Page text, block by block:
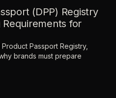
(DPP) Registry
for
Passport Registry,
brands must prepare